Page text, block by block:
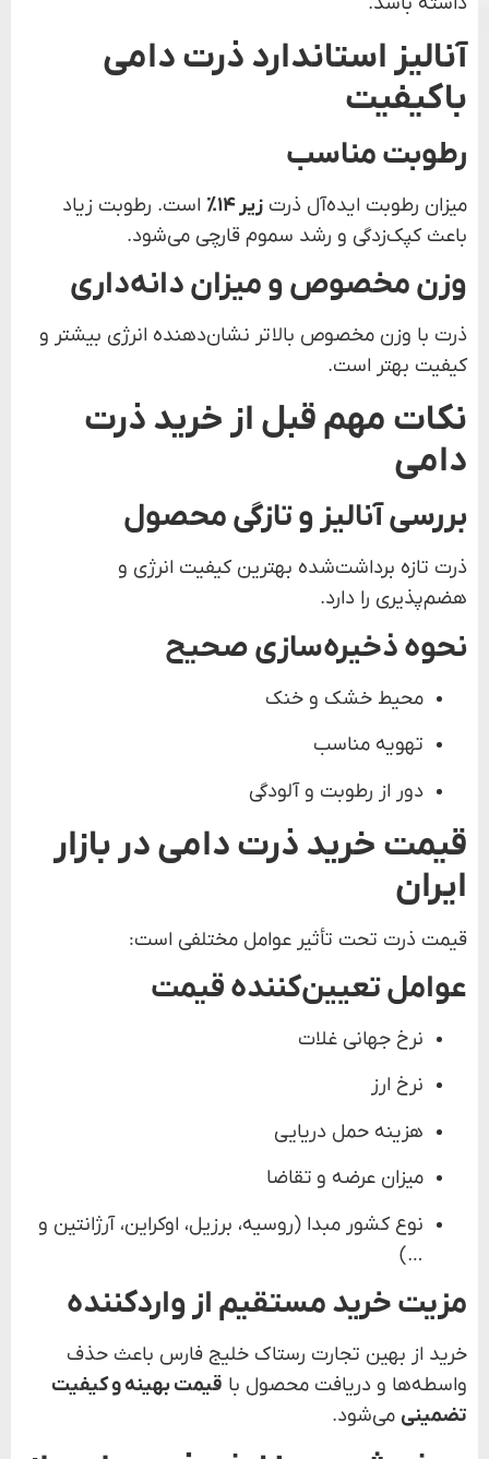
آنالیز استاندارد ذرت دامی
باکیفیت
رطوبت مناسب
میزان رطوبت ایده‌آل ذرت زیر ۱۴٪
است. رطوبت زیاد
باعث کپک‌زدگی و رشد سموم قارچی می‌شود.
وزن مخصوص و میزان دانه‌داری
ذرت با وزن مخصوص بالاتر نشان‌دهنده انرژی بیشتر و
کیفیت بهتر است.
نکات مهم قبل از خرید ذرت
دامی
بررسی آنالیز و تازگی محصول
ذرت تازه برداشت‌شده بهترین کیفیت انرژی و
هضم‌پذیری را دارد.
نحوه ذخیره‌سازی صحیح
محیط خشک و خنک
تهویه مناسب
دور از رطوبت و آلودگی
قیمت خرید ذرت دامی در بازار
ایران
قیمت ذرت تحت تأثیر عوامل مختلفی است:
عوامل تعیین‌کننده قیمت
نرخ جهانی غلات
نرخ ارز
هزینه حمل دریایی
میزان عرضه و تقاضا
نوع کشور مبدا (روسیه، برزیل، اوکراین، آرژانتین و
…)
مزیت خرید مستقیم از واردکننده
خرید از بهین تجارت رستاک خلیج فارس باعث حذف
واسطه‌ها و دریافت محصول با قیمت بهینه و کیفیت
تضمینی می‌شود.